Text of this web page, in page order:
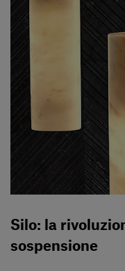
Silo: la
sospensione